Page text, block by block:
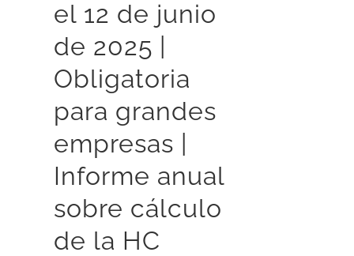
el 12 de junio
de 2025 |
Obligatoria
para grandes
empresas |
Informe anual
sobre cálculo
de la HC